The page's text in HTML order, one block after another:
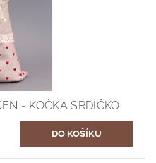
- KOČKA SRDÍČKO